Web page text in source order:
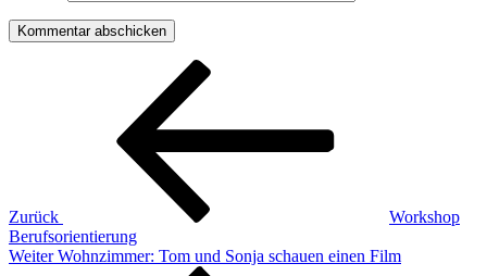
Beitragsnavigation
Zurück
Workshop
Berufsorientierung
Nächster
Weiter Wohnzimmer: Tom und Sonja schauen einen Film